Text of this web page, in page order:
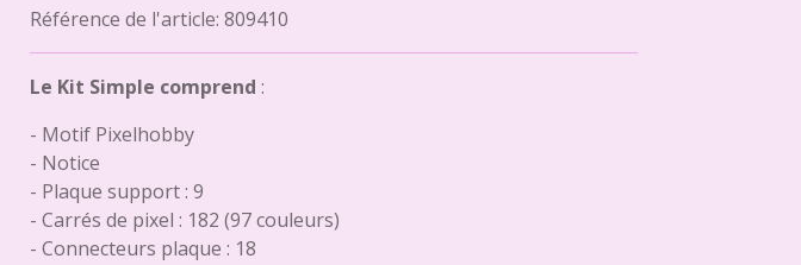
Référence de l'article: 809410
Le Kit Simple comprend :
- Motif Pixelhobby
- Notice
- Plaque support : 9
- Carrés de pixel : 182 (97 couleurs)
- Connecteurs plaque : 18